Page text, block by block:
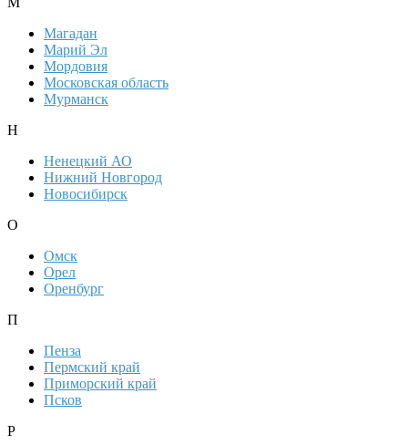
Магадан
Марий Эл
Мордовия
Московская область
Мурманск
Н
Ненецкий АО
Нижний Новгород
Новосибирск
О
Омск
Орел
Оренбург
П
Пенза
Пермский край
Приморский край
Псков
Р